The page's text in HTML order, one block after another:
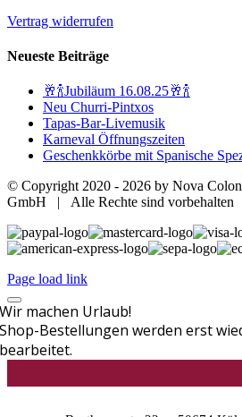
Vertrag widerrufen
Neueste Beiträge
🥂🍾Jubiläum 16.08.25🥂🍾
Neu Churri-Pintxos
Tapas-Bar-Livemusik
Karneval Öffnungszeiten
Geschenkkörbe mit Spanische
© Copyright 2020 - 2026 by Nova
GmbH | Alle Rechte sind vorbehalten
Page load link
Wir machen Urlaub!
Shop-Bestellungen werden erst
bearbeitet.